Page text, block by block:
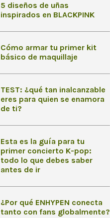
5 diseños de uñas
inspirados en BLACKPINK
Cómo armar tu primer kit
básico de maquillaje
TEST: ¿qué tan inalcanzable
eres para quien se enamora
de ti?
Esta es la guía para tu
primer concierto K-pop:
todo lo que debes saber
antes de ir
¿Por qué ENHYPEN conecta
tanto con fans globalmente?